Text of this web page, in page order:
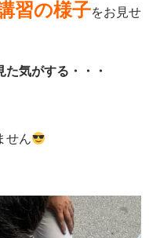
習の様子をお見せ
気がする・・・
せん